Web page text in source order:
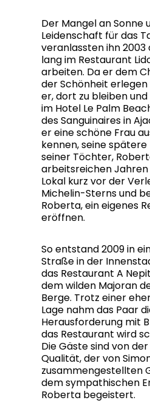
Der Mangel an Sonne
Leidenschaft für das
veranlassten ihn 2003
lang im Restaurant
arbeiten. Da er dem
der Schönheit
er, dort zu bleiben
im Hotel Le Palm
des Sanguinaires in
er eine schöne Frau
kennen, seine
seiner Töchter,
arbeitsreichen
Lokal kurz vor der
Michelin-Sterns und
Roberta, ein eigenes
eröffnen.
So entstand 2009 in
Straße in der
das Restaurant A
dem wilden Majoran
Berge. Trotz einer
Lage nahm das Paar
Herausforderung mit
das Restaurant wird
Die Gäste sind von
Qualität, der von
zusammengestellten
dem sympathischen
Roberta begeistert.